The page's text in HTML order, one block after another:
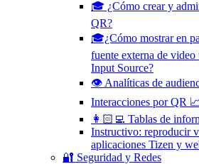
🎓 ¿Cómo crear y
QR?
🎓¿Cómo mostrar en
fuente externa de
Input Source?
👁️ Analíticas de
Interacciones por QR
👩🏻‍💻 Tablas de
Instructivo: reproducir
aplicaciones Tizen y
🔐 Seguridad y Redes